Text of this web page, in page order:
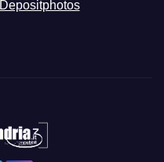
Depositphotos